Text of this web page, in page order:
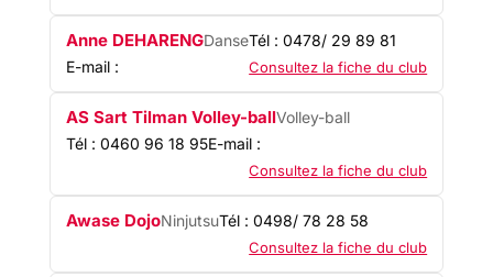
Anne DEHARENGDanseTél : 0478/ 29 89 81
E-mail :
Consultez la fiche du club
AS Sart Tilman Volley-ballVolley-ball
Tél : 0460 96 18 95E-mail :
Consultez la fiche du club
Awase DojoNinjutsuTél : 0498/ 78 28 58
Consultez la fiche du club